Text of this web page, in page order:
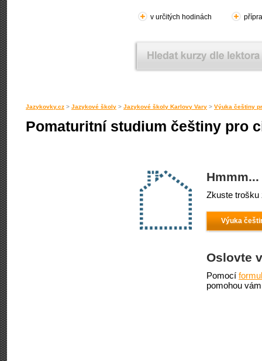
v určitých hodinách
Jazykovky.cz > Jazykové školy > Jazykové školy Karlovy Vary > Výuka češtiny
Pomaturitní studium češtiny pro
Zkuste trošku
Výuka
Oslovte
Pomocí
pomohou